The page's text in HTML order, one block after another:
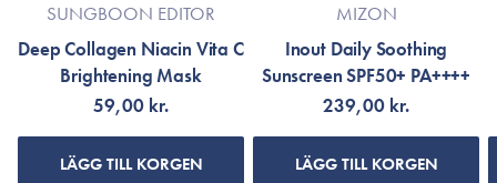
SUNGBOON EDITOR
Deep Collagen Niacin Vita C
Brightening Mask
59,00 kr.
LÄGG TILL KORGEN
MIZON
Inout Daily Soothing
Sunscreen SPF50+ PA++++
239,00 kr.
LÄGG TILL KORGEN